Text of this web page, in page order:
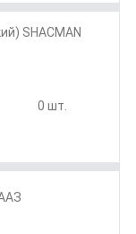
SHACMAN
0 шт.